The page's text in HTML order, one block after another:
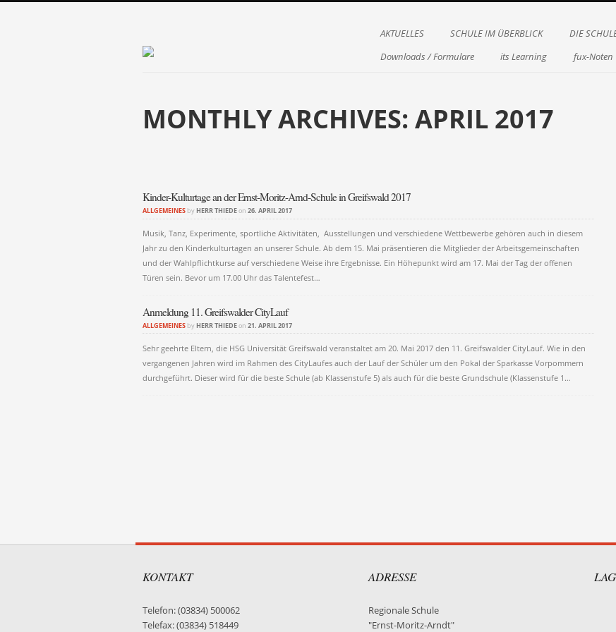
Menu
Skip to content
AKTUELLES SCHULE IM ÜBERBLICK DIE
Downloads / Formulare
its Learning fux-Noten
MONTHLY ARCHIVES: APRIL 2017
Post navigation
Kinder-Kulturtage an der Ernst-Moritz-Arnd-Schule in Greifswald 2017
ALLGEMEINES byHERR THIEDEon 26. APRIL 2017
Musik, Tanz, Experimente, sportliche Aktivitäten, Ausstellungen und verschiedene Wettbewerbe gehören auch in diesem
Jahr zu den Kinderkulturtagen an unserer Schule. Ab dem 15. Mai präsentieren die Mitglieder der Arbeitsgemeinschaften
und der Wahlpflichtkurse auf verschiedene Weise ihre Ergebnisse. Ein Höhepunkt wird am 17. Mai der Tag der offenen
Türen sein. Bevor um 17.00 Uhr das Talentefest…
Anmeldung 11. Greifswalder CityLauf
ALLGEMEINES byHERR THIEDEon 21. APRIL 2017
Sehr geehrte Eltern, die HSG Universität Greifswald veranstaltet am 20. Mai 2017 den 11. Greifswalder CityLauf. Wie in den
vergangenen Jahren wird im Rahmen des CityLaufes auch der Lauf der Schüler um den Pokal der Sparkasse Vorpommern
durchgeführt. Dieser wird für die beste Schule (ab Klassenstufe 5) als auch für die beste Grundschule (Klassenstufe 1…
KONTAKT
Telefon: (03834) 500062
Telefax: (03834) 518449
ADRESSE
Regionale Schule
"Ernst-Moritz-Arndt"